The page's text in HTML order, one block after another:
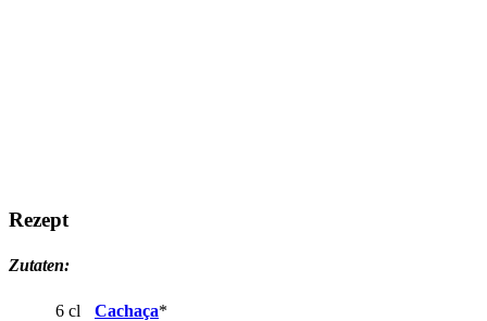
Rezept
Zutaten:
6 cl Cachaça*